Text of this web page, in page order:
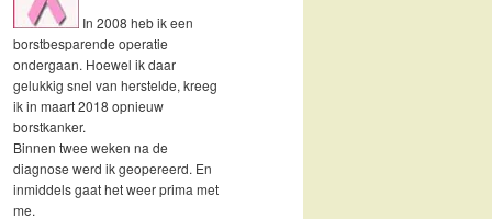
In 2008 heb ik een
borstbesparende operatie
ondergaan. Hoewel ik daar
gelukkig snel van herstelde, kreeg
ik in maart 2018 opnieuw
borstkanker.
Binnen twee weken na de
diagnose werd ik geopereerd. En
inmiddels gaat het weer prima met
me.